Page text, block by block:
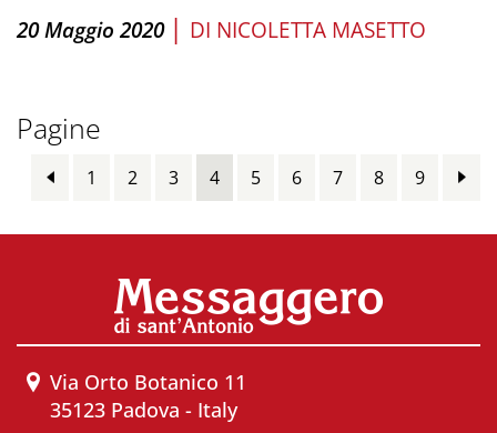
20 Maggio 2020 | DI NICOLETTA MASETTO
Pagine
1 2 3 4 5 6 7 8 9
Via Orto Botanico 11
35123 Padova - Italy